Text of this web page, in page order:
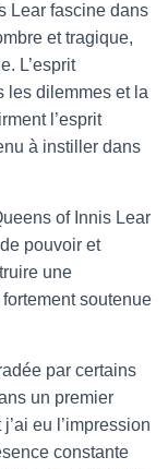
Lear fascine dans
et tragique,
L’esprit
les dilemmes et la
l’esprit
à instiller dans
of Innis Lear
pouvoir et
une
soutenue
par certains
un premier
eu l’impression
constante